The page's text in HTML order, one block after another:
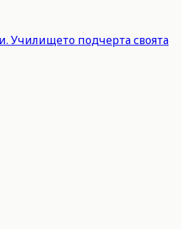
Училището подчерта своята